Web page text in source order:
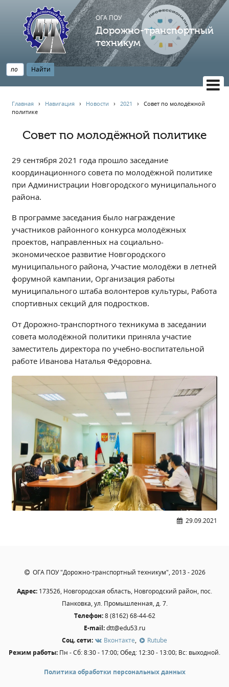
ОГА ПОУ
Дорожно-транспортный
техникум
НАВИГАЦИЯ
Главная
АБИТУРИЕНТУ
Опрос по качеству образования
Новости
Информация
Независимая оценка качества
Профориентация
Обращения онлайн
Контакты
Региональный центр по профилактике ДДТТ
Учебно-производственный комплекс
Центр карьеры
Противодействие коррупции
Всероссийское чемпионатное движение
СВЕДЕНИЯ ОБ ОБРАЗОВАТЕЛЬНОЙ ОРГАНИЗАЦИИ
Основные сведения
Структура и органы управления образовательной
организацией
Документы
Образование
Образовательные стандарты и требования
Руководство
Педагогический состав
Платные образовательные услуги
Финансово-хозяйственная деятельность
Вакантные места для приёма (перевода)
Международное сотрудничество
Организация питания в образовательной
организации
УЧЕБНАЯ РАБОТА
Главная › Навигация › Новости ›2021 ›️Совет по молодёжной
политике
️Совет по молодёжной политике
29 сентября 2021 года прошло заседание
координационного совета по молодёжной политике
при Администрации Новгородского муниципального
района.
В программе заседания было награждение
участников районного конкурса молодёжных
проектов, направленных на социально-
экономическое развитие Новгородского
муниципального района, Участие молодёжи в летней
форумной кампании, Организация работы
муниципального штаба волонтеров культуры, Работа
спортивных секций для подростков.
От Дорожно-транспортного техникума в заседании
совета молодёжной политики приняла участие
заместитель директора по учебно-воспитательной
работе Иванова Наталья Фёдоровна.
29.09.2021
ОГА ПОУ "Дорожно-транспортный техникум", 2013 - 2026
Адрес: 173526, Новгородская область, Новгородский район, пос.
Панковка, ул. Промышленная, д. 7.
Телефон:8 (8162) 68-44-62
E-mail:dtt@edu53.ru
Соц. сети:
Вконтакте,
Rutube
Режим работы: Пн - Сб: 8:30 - 17:00; Обед: 12:30 - 13:00; Вс: выходной.
Политика обработки персональных данных